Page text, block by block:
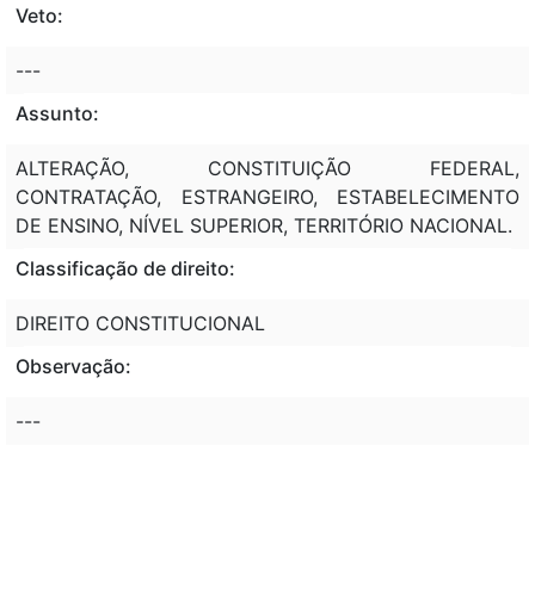
Veto:
---
Assunto:
ALTERAÇÃO, CONSTITUIÇÃO FEDERAL,
CONTRATAÇÃO, ESTRANGEIRO, ESTABELECIMENTO
DE ENSINO, NÍVEL SUPERIOR, TERRITÓRIO NACIONAL.
Classificação de direito:
DIREITO CONSTITUCIONAL
Observação:
---